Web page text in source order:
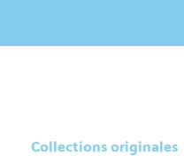
Collections originales